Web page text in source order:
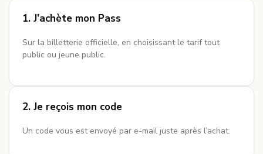
1. J’achète mon Pass
Sur la billetterie officielle, en choisissant le tarif tout
public ou jeune public.
2. Je reçois mon code
Un code vous est envoyé par e-mail juste après l’achat.